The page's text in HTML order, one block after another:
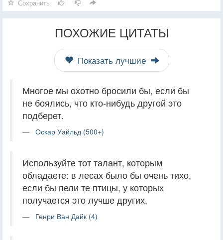
Сохранить
ПОХОЖИЕ ЦИТАТЫ
Показать лучшие
Многое мы охотно бросили бы, если бы
не боялись, что кто-нибудь другой это
подберет.
Оскар Уайльд (500+)
Используйте тот талант, которым
обладаете: в лесах было бы очень тихо,
если бы пели те птицы, у которых
получается это лучше других.
Генри Ван Дайк (4)